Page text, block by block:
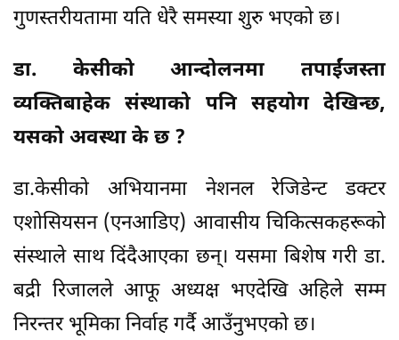
गुणस्तरीयतामा यति धेरै समस्या शुरु भएको छ।
डा. केसीको आन्दोलनमा तपाईंजस्ता
व्यक्तिबाहेक संस्थाको पनि सहयोग देखिन्छ,
यसको अवस्था के छ ?
डा.केसीको अभियानमा नेशनल रेजिडेन्ट डक्टर
एशोसियसन (एनआडिए) आवासीय चिकित्सकहरूको
संस्थाले साथ दिंदैआएका छन्। यसमा बिशेष गरी डा.
बद्री रिजालले आफू अध्यक्ष भएदेखि अहिले सम्म
निरन्तर भूमिका निर्वाह गर्दै आउँनुभएको छ।